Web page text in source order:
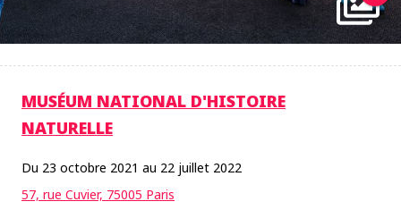
MUSÉUM NATIONAL D'HISTOIRE
NATURELLE
Du 23 octobre 2021 au 22 juillet 2022
57, rue Cuvier, 75005 Paris